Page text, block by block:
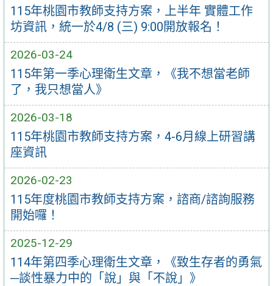
115年桃園市教師支持方案，上半年 實體工作
坊資訊，統一於4/8 (三) 9:00開放報名！
2026-03-24
115年第一季心理衛生文章，《我不想當老師
了，我只想當人》
2026-03-18
115年桃園市教師支持方案，4-6月線上研習講
座資訊
2026-02-23
115年度桃園市教師支持方案，諮商/諮詢服務
開始囉！
2025-12-29
114年第四季心理衛生文章，《致生存者的勇氣
─談性暴力中的「說」與「不說」》